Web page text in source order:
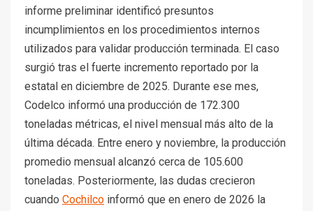
informe preliminar identificó presuntos
incumplimientos en los procedimientos internos
utilizados para validar producción terminada. El caso
surgió tras el fuerte incremento reportado por la
estatal en diciembre de 2025. Durante ese mes,
Codelco informó una producción de 172.300
toneladas métricas, el nivel mensual más alto de la
última década. Entre enero y noviembre, la producción
promedio mensual alcanzó cerca de 105.600
toneladas. Posteriormente, las dudas crecieron
cuando Cochilco informó que en enero de 2026 la